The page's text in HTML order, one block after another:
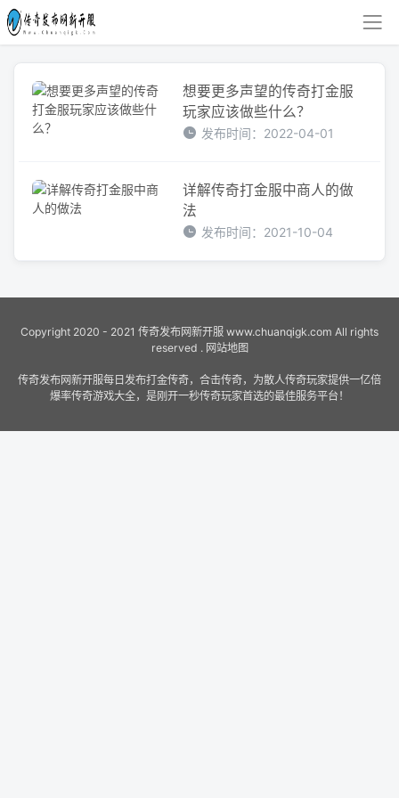
想要更多声望的传奇打金服
玩家应该做些什么？
发布时间：2022-04-01
详解传奇打金服中商人的做
法
发布时间：2021-10-04
Copyright 2020 - 2021 传奇发布网新开服 www.chuanqigk.com All rights
reserved . 网站地图
传奇发布网新开服每日发布打金传奇，合击传奇，为散人传奇玩家提供一亿倍
爆率传奇游戏大全，是刚开一秒传奇玩家首选的最佳服务平台！